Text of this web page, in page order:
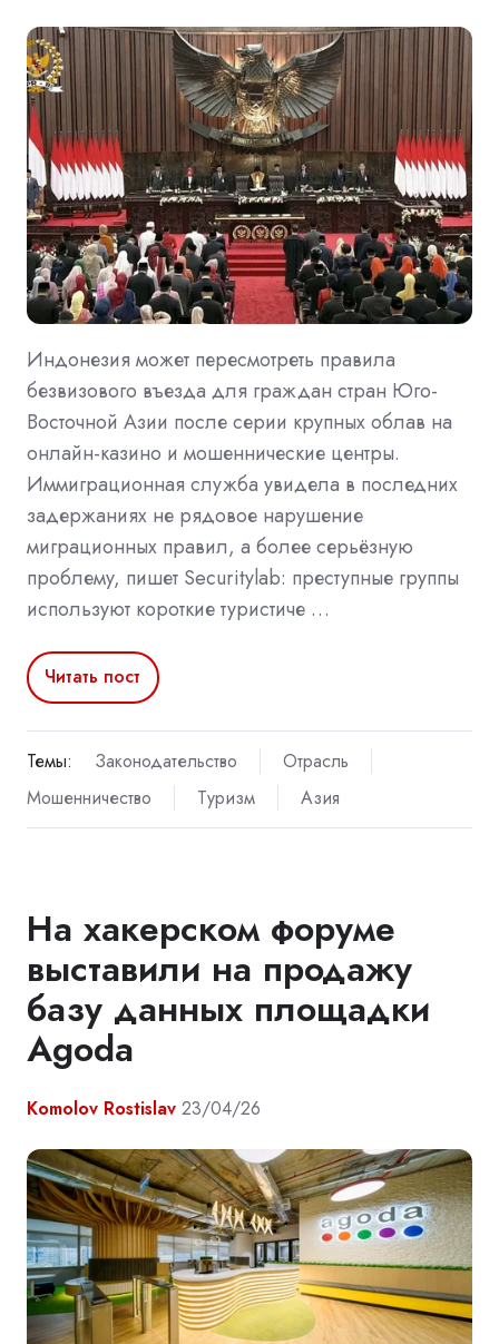
Индонезия может пересмотреть правила
безвизового въезда для граждан стран Юго-
Восточной Азии после серии крупных облав на
онлайн-казино и мошеннические центры.
Иммиграционная служба увидела в последних
задержаниях не рядовое нарушение
миграционных правил, а более серьёзную
проблему, пишет Securitylab: преступные группы
используют короткие туристиче …
Читать пост
Темы: Законодательство
Отрасль
Мошенничество
Туризм Азия
На хакерском форуме
выставили на продажу
базу данных площадки
Agoda
Komolov Rostislav 23/04/26